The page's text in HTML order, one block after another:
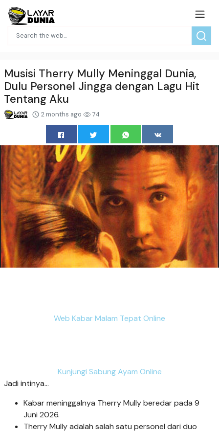
Musisi Therry Mully Meninggal Dunia,
Dulu Personel Jingga dengan Lagu Hit
Tentang Aku
2 months ago 74
Web Kabar Malam Tepat Online
Kunjungi Sabung Ayam Online
Jadi intinya...
Kabar meninggalnya Therry Mully beredar pada 9
Juni 2026.
Therry Mully adalah salah satu personel dari duo